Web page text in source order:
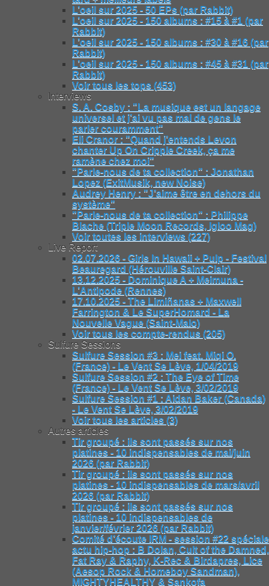
L’oeil sur 2025 - 50 EPs (par Rabbit)
L’oeil sur 2025 - 150 albums : #15 à #1 (par
Rabbit)
L’oeil sur 2025 - 150 albums : #30 à #16 (par
Rabbit)
L’oeil sur 2025 - 150 albums : #45 à #31 (par
Rabbit)
Voir tous les tops (453)
Interviews
S. A. Cosby : "La musique est un langage
universel et j’ai vu pas mal de gens le
parler couramment"
Eli Cranor : "Quand j’entends Levon
chanter Up On Cripple Creek, ça me
ramène chez moi"
"Parle-nous de ta collection" : Jonathan
Lopez (ExitMusik, new Noise)
Audrey Henry : "J’aime être en dehors du
système"
"Parle-nous de ta collection" : Philippe
Blache (Triple Moon Records, Igloo Mag)
Voir toutes les interviews (227)
Live Report
02.07.2026 - Girls In Hawaii + Pulp - Festival
Beauregard (Hérouville Saint-Clair)
13.12.2025 - Dominique A + Meimuna -
L’Antipode (Rennes)
17.10.2025 - The Limiñanas + Maxwell
Farrington & Le SuperHomard - La
Nouvelle Vague (Saint-Malo)
Voir tous les compte-rendus (205)
Sulfure Sessions
Sulfure Session #3 : Mei feat. Miqi O.
(France) - Le Vent Se Lève, 1/04/2019
Sulfure Session #2 : The Eye of Time
(France) - Le Vent Se Lève, 3/02/2019
Sulfure Session #1 : Aidan Baker (Canada)
- Le Vent Se Lève, 3/02/2019
Voir tous les articles (3)
Autres articles
Tir groupé : ils sont passés sur nos
platines - 10 indispensables de mai/juin
2026 (par Rabbit)
Tir groupé : ils sont passés sur nos
platines - 10 indispensables de mars/avril
2026 (par Rabbit)
Tir groupé : ils sont passés sur nos
platines - 10 indispensables de
janvier/février 2026 (par Rabbit)
Comité d’écoute IRM - session #22 spéciale
actu hip-hop : B Dolan, Cult of the Damned,
Fat Ray & Raphy, K-Rec & Birdapres, Lice
(Aesop Rock & Homeboy Sandman),
MIGHTYHEALTHY & Sankofa